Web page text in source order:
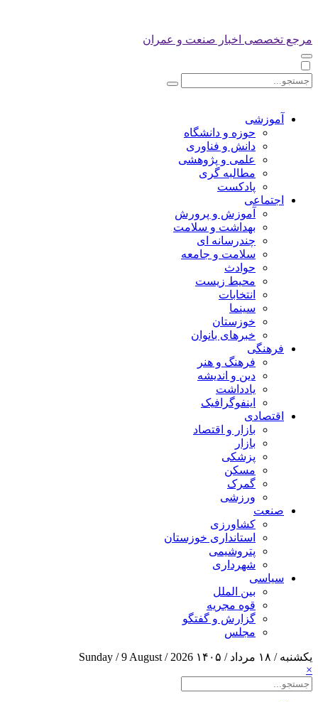
مرجع تخصصی اخبار صنعت و عمران
آموزشی
حوزه و دانشگاه
دانش و فناوری
علمی و پژوهشی
مطالبه گری
پادکست
اجتماعی
آموزش و پرورش
بهداشت و سلامت
چندرسانه ای
سلامت و جامعه
حوادث
محیط زیست
انتخابات
سینما
خوزستان
خبرهای بانوان
فرهنگی
فرهنگ و هنر
دین و اندیشه
یادداشت
اینفوگرافیک
اقتصادی
بازار و اقتصاد
بازار
پزشکی
مسکن
گمرک
ورزشی
صنعت
کشاورزی
استانداری خوزستان
پتروشیمی
شهرداری
سیاسی
بین الملل
قوه مجریه
گزارش و گفتگو
مجلس
یکشنبه / ۱۸ مرداد / ۱۴۰۵
Sunday / 9 August / 2026
×